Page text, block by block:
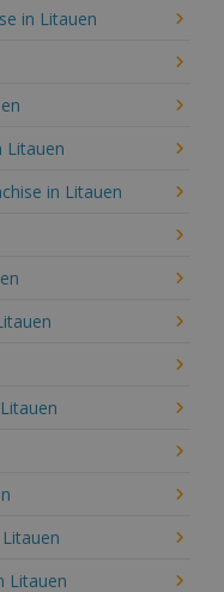
in Litauen
Litauen
in Litauen
Litauen